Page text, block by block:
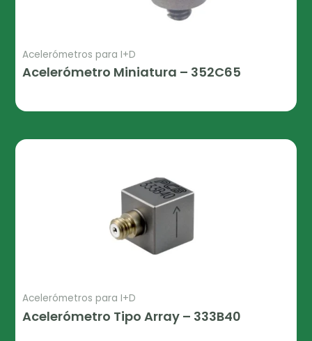
Acelerómetros para I+D
Acelerómetro Miniatura – 352C65
Acelerómetros para I+D
Acelerómetro Tipo Array – 333B40